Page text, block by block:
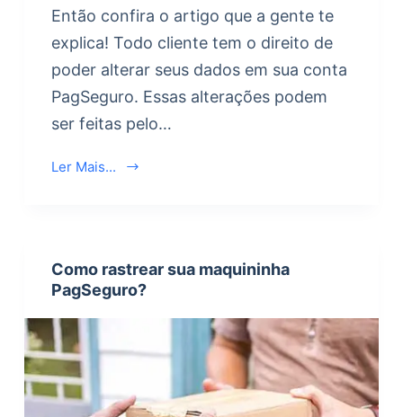
Então confira o artigo que a gente te
explica! Todo cliente tem o direito de
poder alterar seus dados em sua conta
PagSeguro. Essas alterações podem
ser feitas pelo…
Ler Mais...
Como rastrear sua maquininha
PagSeguro?